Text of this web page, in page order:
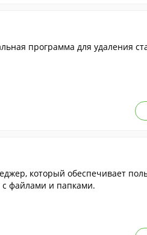
программа для удаления
который обеспечивает
файлами и папками.